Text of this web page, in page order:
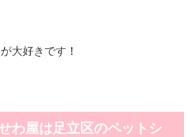
大好きです！
わ屋は足立区のペットシ